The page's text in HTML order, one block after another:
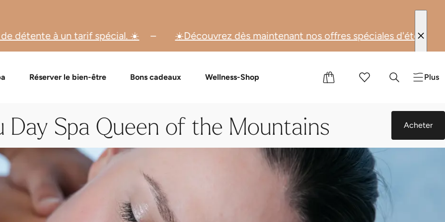
☀️ ☀️Découvrez dès maintenant nos offres spéciales d'été : du 1er juin au 31 août
Réserver le bien-être
Formules Day Spa Massages et soins Événements
Bons cadeaux
bons cadeaux Vérifier un bon cadeau FAQ bons cadeaux
Wellness-Shop Plus
Day Spa Queen of the Mountains Acheter